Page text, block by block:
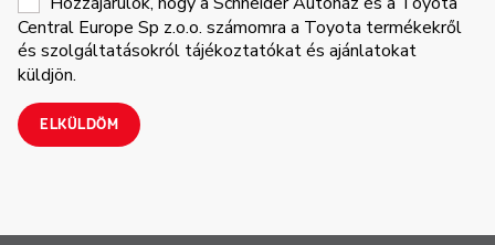
Central Europe Sp z.o.o. számomra a Toyota termékekről
és szolgáltatásokról tájékoztatókat és ajánlatokat
küldjön.
ELKÜLDÖM